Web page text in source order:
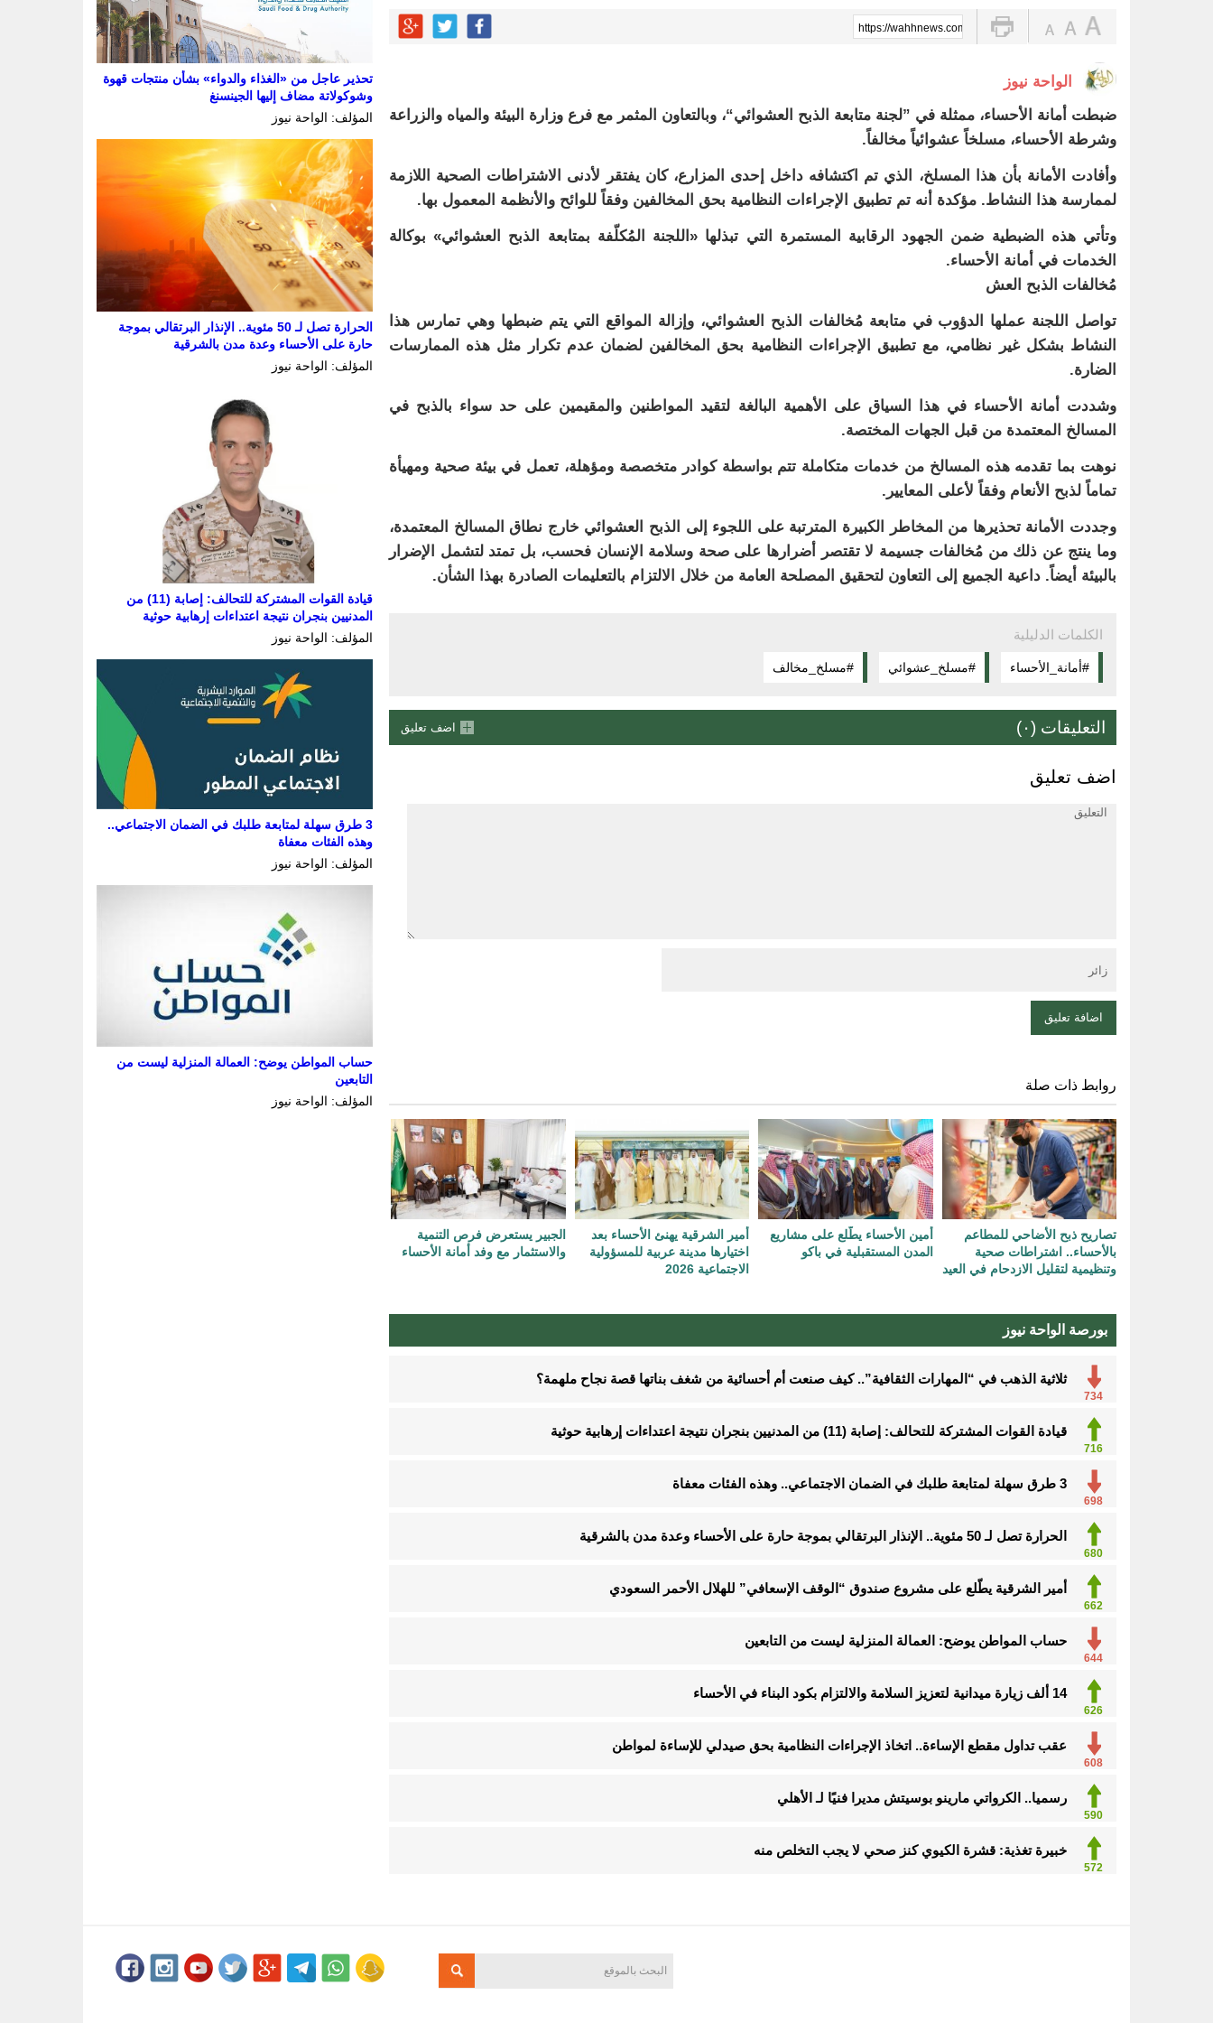
الواحة نيوز صحيفة ترصد نبض الأحساء لحظة بلحظةعبدالله السلطان: نُعلّم الشباب كيف يحوّلون الفكرة إلى “أثر”
14 ألف زيارة ميدانية لتعزيز السلامة والالتزام بكود البناء في الأحساء
أمير الشرقية يطّلع على مشروع صندوق “الوقف الإسعافي” للهلال الأحمر السعودي
رسميا.. الكرواتي مارينو بوسيتش مديرا فنيًا لـ الأهلي
عقب تداول مقطع الإساءة.. اتخاذ الإجراءات النظامية بحق صيدلي للإساءة لمواطن
تحذير عاجل من «الغذاء والدواء» بشأن منتجات قهوة وشوكولاتة مضاف إليها الجينسنغ
https://wahhnews.com/?p=80353
الواحة نيوز
ضبطت أمانة الأحساء، ممثلة في ”لجنة متابعة الذبح العشوائي“، وبالتعاون المثمر مع فرع وزارة البيئة والمياه والزراعة
وشرطة الأحساء، مسلخاً عشوائياً مخالفاً.
وأفادت الأمانة بأن هذا المسلخ، الذي تم اكتشافه داخل إحدى المزارع، كان يفتقر لأدنى الاشتراطات الصحية اللازمة
لممارسة هذا النشاط. مؤكدة أنه تم تطبيق الإجراءات النظامية بحق المخالفين وفقاً للوائح والأنظمة المعمول بها.
وتأتي هذه الضبطية ضمن الجهود الرقابية المستمرة التي تبذلها «اللجنة المُكلّفة بمتابعة الذبح العشوائي» بوكالة
الخدمات في أمانة الأحساء.
مُخالفات الذبح العش
تواصل اللجنة عملها الدؤوب في متابعة مُخالفات الذبح العشوائي، وإزالة المواقع التي يتم ضبطها وهي تمارس هذا
النشاط بشكل غير نظامي، مع تطبيق الإجراءات النظامية بحق المخالفين لضمان عدم تكرار مثل هذه الممارسات
الضارة.
وشددت أمانة الأحساء في هذا السياق على الأهمية البالغة لتقيد المواطنين والمقيمين على حد سواء بالذبح في
المسالخ المعتمدة من قبل الجهات المختصة.
نوهت بما تقدمه هذه المسالخ من خدمات متكاملة تتم بواسطة كوادر متخصصة ومؤهلة، تعمل في بيئة صحية ومهيأة
تماماً لذبح الأنعام وفقاً لأعلى المعايير.
وجددت الأمانة تحذيرها من المخاطر الكبيرة المترتبة على اللجوء إلى الذبح العشوائي خارج نطاق المسالخ المعتمدة،
وما ينتج عن ذلك من مُخالفات جسيمة لا تقتصر أضرارها على صحة وسلامة الإنسان فحسب، بل تمتد لتشمل الإضرار
بالبيئة أيضاً. داعية الجميع إلى التعاون لتحقيق المصلحة العامة من خلال الالتزام بالتعليمات الصادرة بهذا الشأن.
الكلمات الدليلية
#أمانة_الأحساء #مسلخ_عشوائي #مسلخ_مخالف
التعليقات (٠) اضف تعليق
اضف تعليق
روابط ذات صلة
تصاريح ذبح الأضاحي للمطاعم
بالأحساء.. اشتراطات صحية
وتنظيمية لتقليل الازدحام في العيد
أمين الأحساء يطّلع على مشاريع
المدن المستقبلية في باكو
أمير الشرقية يهنئ الأحساء بعد
اختيارها مدينة عربية للمسؤولية
الاجتماعية 2026
الجبير يستعرض فرص التنمية
والاستثمار مع وفد أمانة الأحساء
بورصة الواحة نيوز
734
ثلاثية الذهب في “المهارات الثقافية”.. كيف صنعت أم أحسائية من شغف بناتها قصة نجاح ملهمة؟
716
قيادة القوات المشتركة للتحالف: إصابة (11) من المدنيين بنجران نتيجة اعتداءات إرهابية حوثية
698
3 طرق سهلة لمتابعة طلبك في الضمان الاجتماعي.. وهذه الفئات معفاة
680
الحرارة تصل لـ 50 مئوية.. الإنذار البرتقالي بموجة حارة على الأحساء وعدة مدن بالشرقية
662
أمير الشرقية يطّلع على مشروع صندوق “الوقف الإسعافي” للهلال الأحمر السعودي
644
حساب المواطن يوضح: العمالة المنزلية ليست من التابعين
626
14 ألف زيارة ميدانية لتعزيز السلامة والالتزام بكود البناء في الأحساء
608
عقب تداول مقطع الإساءة.. اتخاذ الإجراءات النظامية بحق صيدلي للإساءة لمواطن
590
رسميا.. الكرواتي مارينو بوسيتش مديرا فنيًا لـ الأهلي
572
خبيرة تغذية: قشرة الكيوي كنز صحي لا يجب التخلص منه
تحذير عاجل من «الغذاء والدواء» بشأن منتجات قهوة
وشوكولاتة مضاف إليها الجينسنغ
المؤلف: الواحة نيوز
الحرارة تصل لـ 50 مئوية.. الإنذار البرتقالي بموجة
حارة على الأحساء وعدة مدن بالشرقية
المؤلف: الواحة نيوز
قيادة القوات المشتركة للتحالف: إصابة (11) من
المدنيين بنجران نتيجة اعتداءات إرهابية حوثية
المؤلف: الواحة نيوز
3 طرق سهلة لمتابعة طلبك في الضمان الاجتماعي..
وهذه الفئات معفاة
المؤلف: الواحة نيوز
حساب المواطن يوضح: العمالة المنزلية ليست من
التابعين
المؤلف: الواحة نيوز